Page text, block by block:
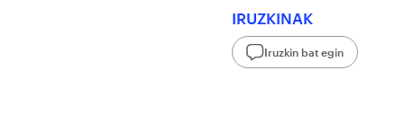
IRUZKINAK
Iruzkin bat egin